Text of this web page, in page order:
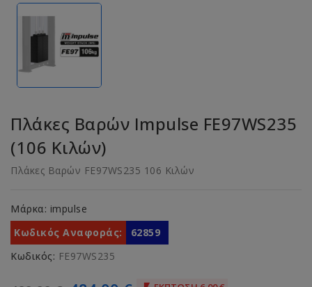
Πλάκες Βαρών Impulse FE97WS235
(106 Κιλών)
Πλάκες Βαρών FE97WS235 106 Κιλών
Μάρκα: impulse
Κωδικός Αναφοράς:
62859
Κωδικός: FE97WS235